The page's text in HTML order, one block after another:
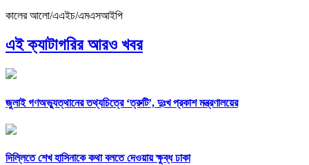
কালের আলো/এএইচ/এমএসআইপি
এই ক্যাটাগরির আরও খবর
জুলাই গণঅভ্যুত্থানের তথ্যচিত্রে ‘ত্রুটি’, দুঃখ প্রকাশ মন্ত্রণালয়ের
দিল্লিতে শেখ হাসিনাকে কথা বলতে দেওয়ায় ক্ষুব্ধ ঢাকা